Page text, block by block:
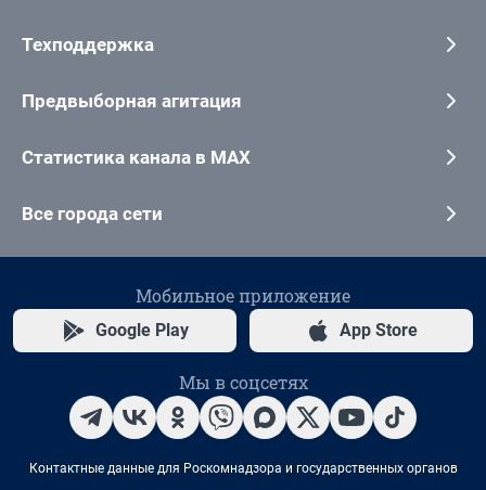
Техподдержка
Предвыборная агитация
Статистика канала в MAX
Все города сети
Мобильное приложение
Google Play App Store
Мы в соцсетях
Контактные данные для Роскомнадзора и государственных органов